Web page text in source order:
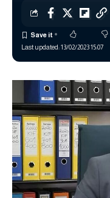
Last updated: 13/02/2023 15:07